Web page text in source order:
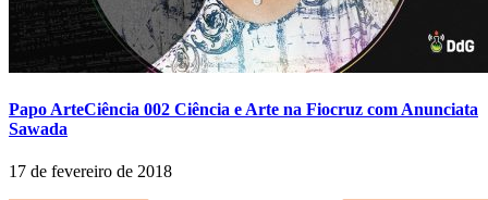
Papo ArteCiência 002 Ciência e Arte na Fiocruz com Anunciata
Sawada
17 de fevereiro de 2018